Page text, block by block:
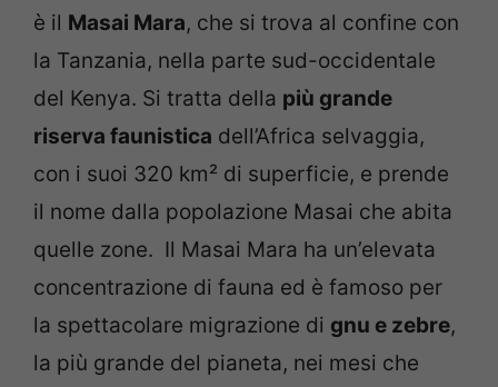
è il Masai Mara, che si trova al confine con
la Tanzania, nella parte sud-occidentale
del Kenya. Si tratta della più grande
riserva faunistica dell’Africa selvaggia,
con i suoi 320 km² di superficie, e prende
il nome dalla popolazione Masai che abita
quelle zone. Il Masai Mara ha un’elevata
concentrazione di fauna ed è famoso per
la spettacolare migrazione di gnu e zebre,
la più grande del pianeta, nei mesi che